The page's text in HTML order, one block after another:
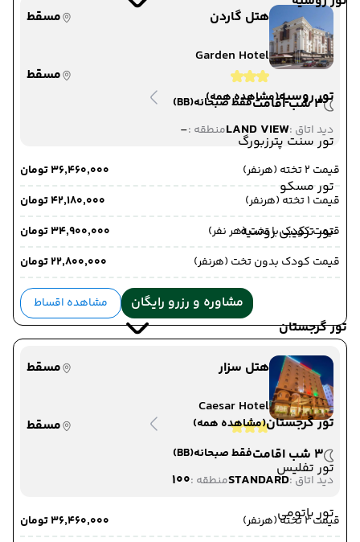
تور روسیه(مشاهده همه)
تور سنت پترزبورگ
تور مسکو
تور ترکیبی روسیه
تور گرجستان
تور گرجستان(مشاهده همه)
تور تفلیس
تور باتومی
هتل گاردن
مسقط
Garden Hotel
مسقط
3 شب اقامت
فقط صبحانه(BB)
دید اتاق :LAND VIEWمنطقه :-
قیمت 2 تخته (هرنفر)
۳۶٬۴۶۰٬۰۰۰ تومان
قیمت 1 تخته (هرنفر)
۴۲٬۱۸۰٬۰۰۰ تومان
قیمت کودک با تخت (هر نفر)
۳۴٬۹۰۰٬۰۰۰ تومان
قیمت کودک بدون تخت (هرنفر)
۲۲٬۸۰۰٬۰۰۰ تومان
مشاوره و رزرو رایگان مشاهده اقساط
هتل سزار
مسقط
Caesar Hotel
مسقط
3 شب اقامت
فقط صبحانه(BB)
دید اتاق :STANDARDمنطقه :100
قیمت 2 تخته (هرنفر)
۳۶٬۴۶۰٬۰۰۰ تومان